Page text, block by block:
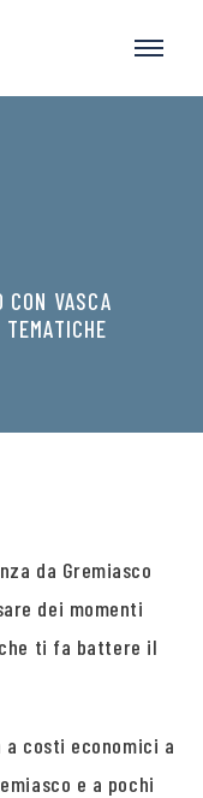
CON VASCA
TEMATICHE
da Gremiasco
dei momenti
ti fa battere il
a costi economici a
e a pochi